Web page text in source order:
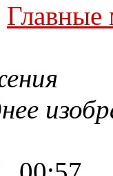
Главные